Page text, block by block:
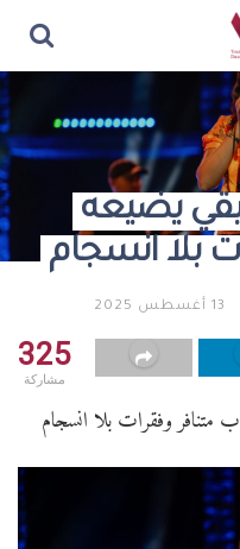
يضيعه
بلا انسجام
13 أغسطس 2025
325
مشاركة
وفقرات بلا انسجام